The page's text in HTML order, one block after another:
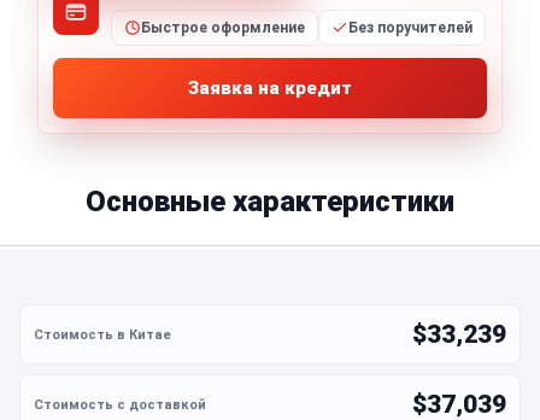
Быстрое оформление Без поручителей
Заявка на кредит
Основные характеристики
$33,239
$37,039